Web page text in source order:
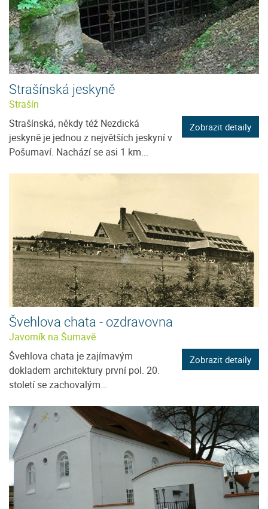
Strašínská jeskyně
Strašín
Strašínská, někdy též Nezdická
jeskyně je jednou z největších jeskyní v
Pošumaví. Nachází se asi 1 km...
Zobrazit detaily
Švehlova chata - ozdravovna
Javorník na Šumavě
Švehlova chata je zajímavým
dokladem architektury první pol. 20.
století se zachovalým...
Zobrazit detaily